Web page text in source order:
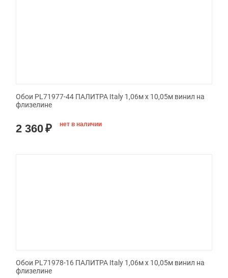
Обои PL71977-44 ПАЛИТРА Italy 1,06м х 10,05м винил на
флизелине
2 360₽ нет в наличии
Обои PL71978-16 ПАЛИТРА Italy 1,06м х 10,05м винил на
флизелине